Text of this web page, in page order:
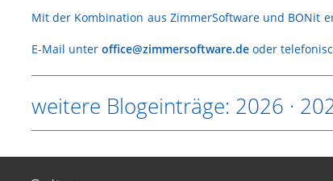
Mit der Kombination aus ZimmerSoftware und BONit
E-Mail unter office@zimmersoftware.de oder
weitere Blogeinträge: 2026 ·